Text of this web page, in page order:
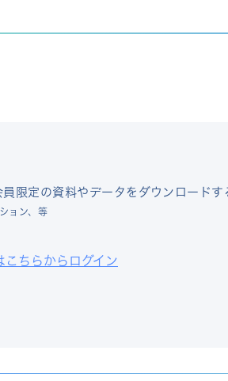
限定の資料やデータをダウンロードす
ョン、等
こちらからログイン